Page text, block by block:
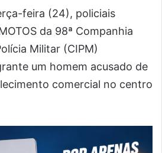
feira (24), policiais
da 98ª Companhia
Militar (CIPM)
um homem acusado de
comercial no centro